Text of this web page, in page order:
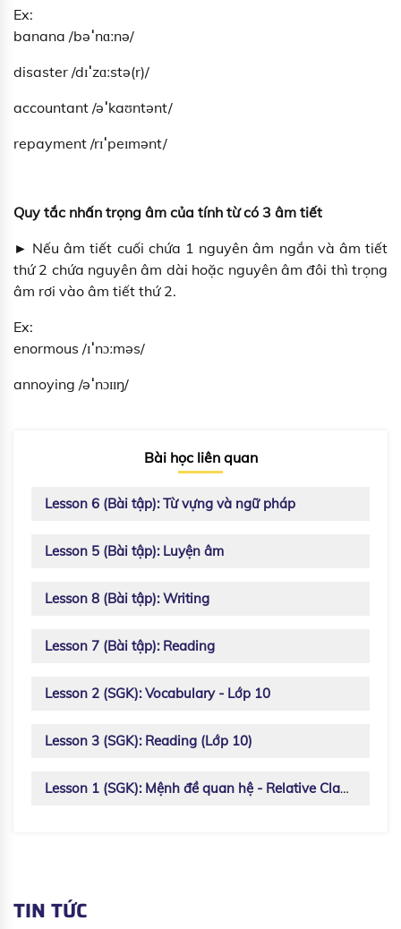
Ex:
banana /bəˈnɑːnə/
disaster /dɪˈzɑːstə(r)/
accountant /əˈkaʊntənt/
repayment /rɪˈpeɪmənt/
Quy tắc nhấn trọng âm của tính từ có 3 âm tiết
► Nếu âm tiết cuối chứa 1 nguyên âm ngắn và âm tiết
thứ 2 chứa nguyên âm dài hoặc nguyên âm đôi thì trọng
âm rơi vào âm tiết thứ 2.
Ex:
enormous /ɪˈnɔːməs/
annoying /əˈnɔɪɪŋ/
Bài học liên quan
Lesson 6 (Bài tập): Từ vựng và ngữ pháp
Lesson 5 (Bài tập): Luyện âm
Lesson 8 (Bài tập): Writing
Lesson 7 (Bài tập): Reading
Lesson 2 (SGK): Vocabulary - Lớp 10
Lesson 3 (SGK): Reading (Lớp 10)
Lesson 1 (SGK): Mệnh đề quan hệ - Relative Clauses
TIN TỨC